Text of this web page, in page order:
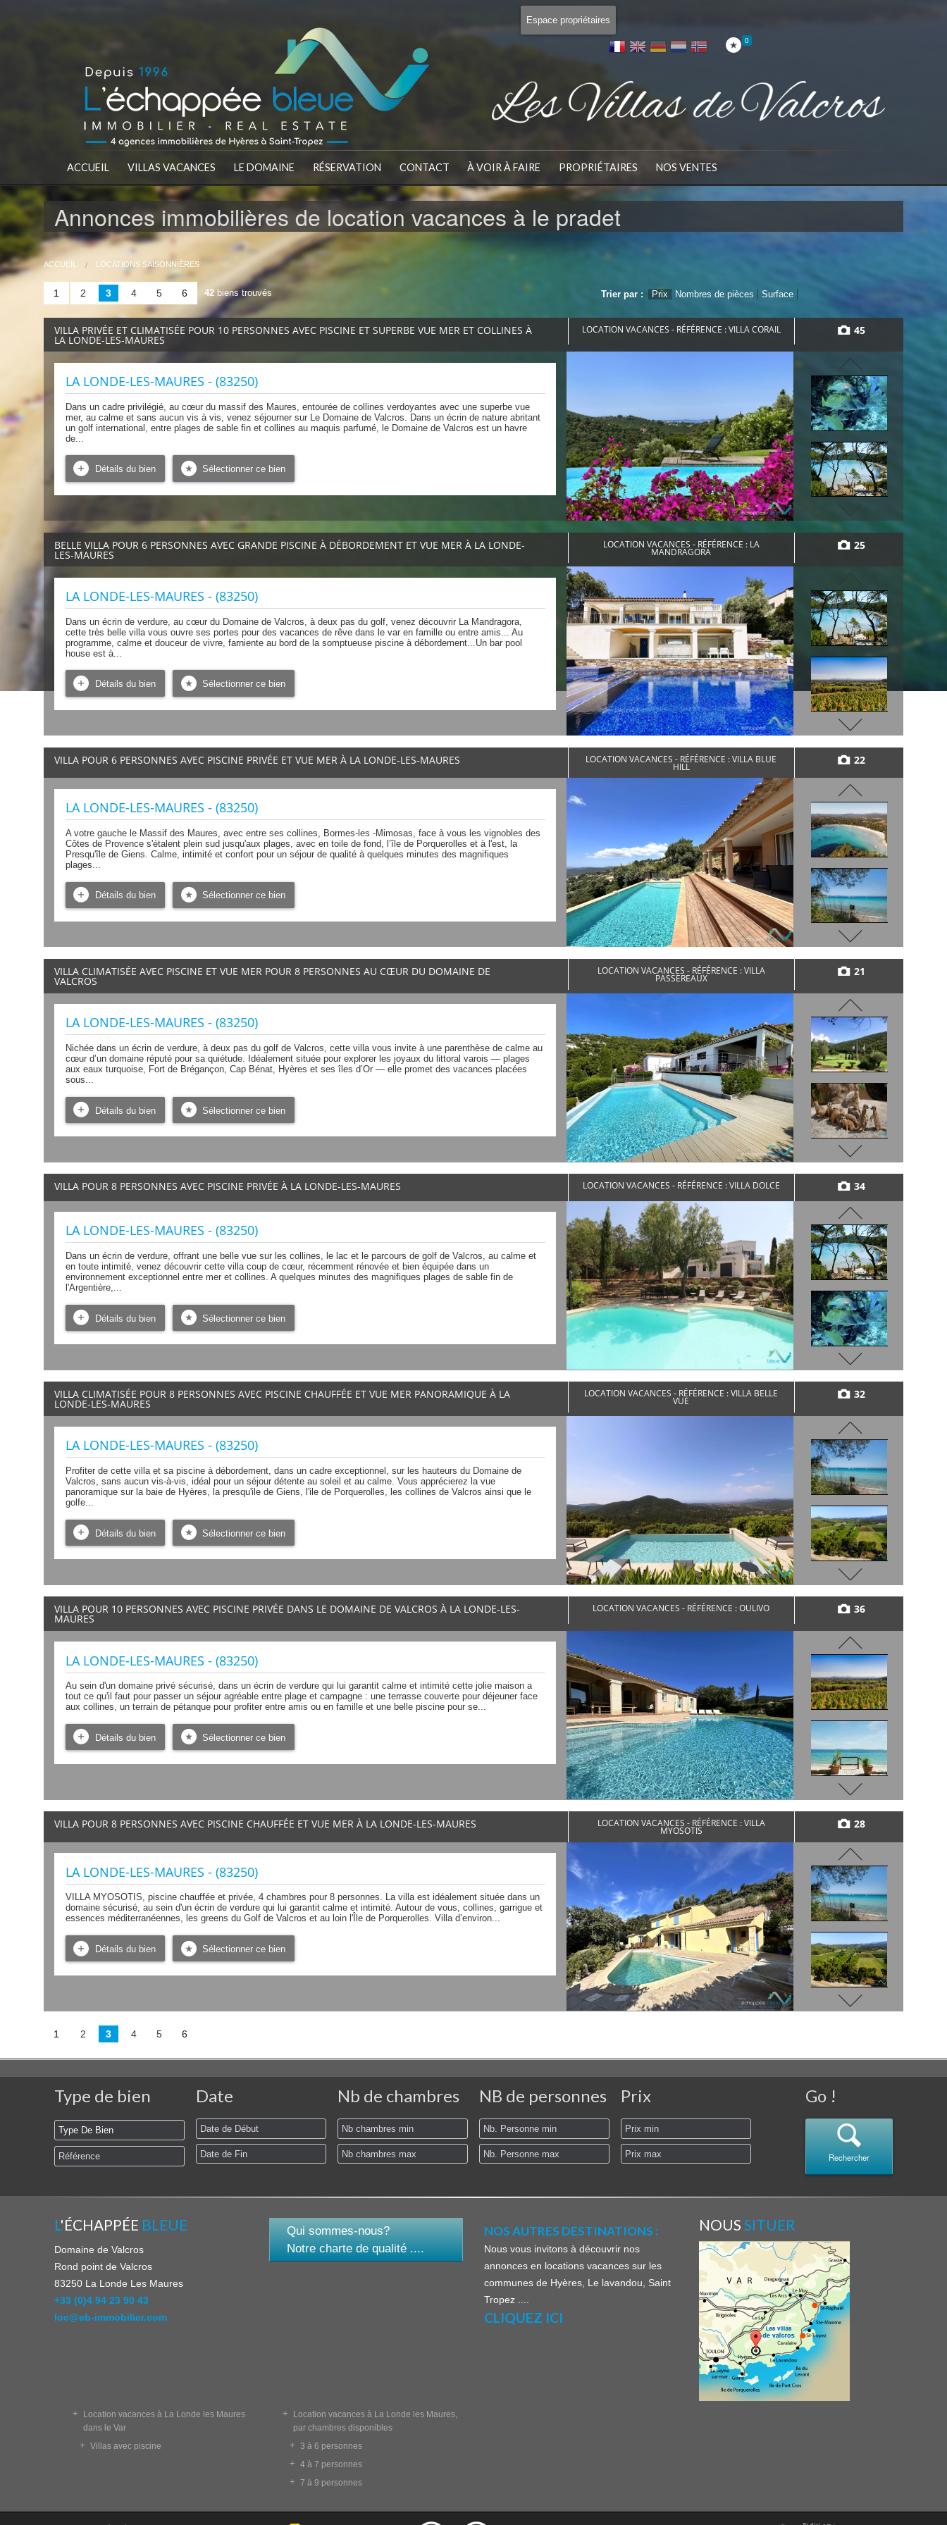
Espace propriétaires
0
ACCUEIL VILLAS VACANCES LE DOMAINE RÉSERVATION CONTACT À VOIR À FAIRE PROPRIÉTAIRES NOS VENTES
Annonces immobilières de location vacances à le pradet
ACCUEIL LOCATIONS SAISONNIÈRES
1 2 3 4 5 6 42biens trouvés Trier par : Prix Nombres de pièces Surface
VILLA PRIVÉE ET CLIMATISÉE POUR 10 PERSONNES AVEC PISCINE ET SUPERBE VUE MER ET COLLINES À
LA LONDE-LES-MAURES
LOCATION VACANCES - RÉFÉRENCE : VILLA CORAIL 45
LA LONDE-LES-MAURES - (83250)
Dans un cadre privilégié, au cœur du massif des Maures, entourée de collines verdoyantes avec une superbe vue
mer, au calme et sans aucun vis à vis, venez séjourner sur Le Domaine de Valcros. Dans un écrin de nature abritant
un golf international, entre plages de sable fin et collines au maquis parfumé, le Domaine de Valcros est un havre
de...
Détails du bien Sélectionner ce bien
BELLE VILLA POUR 6 PERSONNES AVEC GRANDE PISCINE À DÉBORDEMENT ET VUE MER À LA LONDE-
LES-MAURES
LOCATION VACANCES - RÉFÉRENCE : LA
MANDRAGORA
25
LA LONDE-LES-MAURES - (83250)
Dans un écrin de verdure, au cœur du Domaine de Valcros, à deux pas du golf, venez découvrir La Mandragora,
cette très belle villa vous ouvre ses portes pour des vacances de rêve dans le var en famille ou entre amis... Au
programme, calme et douceur de vivre, farniente au bord de la somptueuse piscine à débordement...Un bar pool
house est à...
Détails du bien Sélectionner ce bien
VILLA POUR 6 PERSONNES AVEC PISCINE PRIVÉE ET VUE MER À LA LONDE-LES-MAURES LOCATION VACANCES - RÉFÉRENCE : VILLA BLUE
HILL
22
LA LONDE-LES-MAURES - (83250)
A votre gauche le Massif des Maures, avec entre ses collines, Bormes-les -Mimosas, face à vous les vignobles des
Côtes de Provence s'étalent plein sud jusqu'aux plages, avec en toile de fond, l’île de Porquerolles et à l'est, la
Presqu'île de Giens. Calme, intimité et confort pour un séjour de qualité à quelques minutes des magnifiques
plages...
Détails du bien Sélectionner ce bien
VILLA CLIMATISÉE AVEC PISCINE ET VUE MER POUR 8 PERSONNES AU CŒUR DU DOMAINE DE
VALCROS
LOCATION VACANCES - RÉFÉRENCE : VILLA
PASSEREAUX
21
LA LONDE-LES-MAURES - (83250)
Nichée dans un écrin de verdure, à deux pas du golf de Valcros, cette villa vous invite à une parenthèse de calme au
cœur d’un domaine réputé pour sa quiétude. Idéalement située pour explorer les joyaux du littoral varois — plages
aux eaux turquoise, Fort de Brégançon, Cap Bénat, Hyères et ses îles d’Or — elle promet des vacances placées
sous...
Détails du bien Sélectionner ce bien
VILLA POUR 8 PERSONNES AVEC PISCINE PRIVÉE À LA LONDE-LES-MAURES LOCATION VACANCES - RÉFÉRENCE : VILLA DOLCE 34
LA LONDE-LES-MAURES - (83250)
Dans un écrin de verdure, offrant une belle vue sur les collines, le lac et le parcours de golf de Valcros, au calme et
en toute intimité, venez découvrir cette villa coup de cœur, récemment rénovée et bien équipée dans un
environnement exceptionnel entre mer et collines. A quelques minutes des magnifiques plages de sable fin de
l'Argentière,...
Détails du bien Sélectionner ce bien
VILLA CLIMATISÉE POUR 8 PERSONNES AVEC PISCINE CHAUFFÉE ET VUE MER PANORAMIQUE À LA
LONDE-LES-MAURES
LOCATION VACANCES - RÉFÉRENCE : VILLA BELLE
VUE
32
LA LONDE-LES-MAURES - (83250)
Profiter de cette villa et sa piscine à débordement, dans un cadre exceptionnel, sur les hauteurs du Domaine de
Valcros, sans aucun vis-à-vis, idéal pour un séjour détente au soleil et au calme. Vous apprécierez la vue
panoramique sur la baie de Hyères, la presqu'ile de Giens, l'ile de Porquerolles, les collines de Valcros ainsi que le
golfe...
Détails du bien Sélectionner ce bien
VILLA POUR 10 PERSONNES AVEC PISCINE PRIVÉE DANS LE DOMAINE DE VALCROS À LA LONDE-LES-
MAURES
LOCATION VACANCES - RÉFÉRENCE : OULIVO 36
LA LONDE-LES-MAURES - (83250)
Au sein d'un domaine privé sécurisé, dans un écrin de verdure qui lui garantit calme et intimité cette jolie maison a
tout ce qu'il faut pour passer un séjour agréable entre plage et campagne : une terrasse couverte pour déjeuner face
aux collines, un terrain de pétanque pour profiter entre amis ou en famille et une belle piscine pour se...
Détails du bien Sélectionner ce bien
VILLA POUR 8 PERSONNES AVEC PISCINE CHAUFFÉE ET VUE MER À LA LONDE-LES-MAURES LOCATION VACANCES - RÉFÉRENCE : VILLA
MYOSOTIS
28
LA LONDE-LES-MAURES - (83250)
VILLA MYOSOTIS, piscine chauffée et privée, 4 chambres pour 8 personnes. La villa est idéalement située dans un
domaine sécurisé, au sein d'un écrin de verdure qui lui garantit calme et intimité. Autour de vous, collines, garrigue et
essences méditerranéennes, les greens du Golf de Valcros et au loin l'Île de Porquerolles. Villa d’environ...
Détails du bien Sélectionner ce bien
1 2 3 4 5 6
Type de bien Date Nb de chambres NB de personnes Prix Go !
Rechercher
L'ÉCHAPPÉE BLEUE
Domaine de Valcros
Rond point de Valcros
83250 La Londe Les Maures
+33 (0)4 94 23 90 43
loc@eb-immobilier.com
Qui sommes-nous?
Notre charte de qualité ....
NOS AUTRES DESTINATIONS :
Nous vous invitons à découvrir nos
annonces en locations vacances sur les
communes de Hyères, Le lavandou, Saint
Tropez ....
CLIQUEZ ICI
NOUS SITUER
+
Location vacances à La Londe les Maures
dans le Var
+ Villas avec piscine
+
Location vacances à La Londe les Maures,
par chambres disponibles
+ 3 à 6 personnes
+ 4 à 7 personnes
+ 7 à 9 personnes